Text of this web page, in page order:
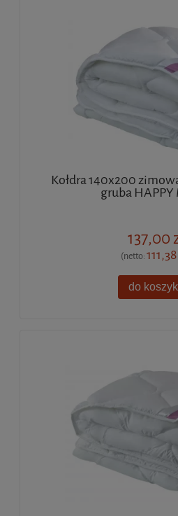
Kołdra 140x200
gruba
137,00
(netto:
do